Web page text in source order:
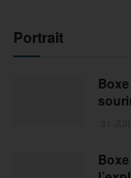
Portrait